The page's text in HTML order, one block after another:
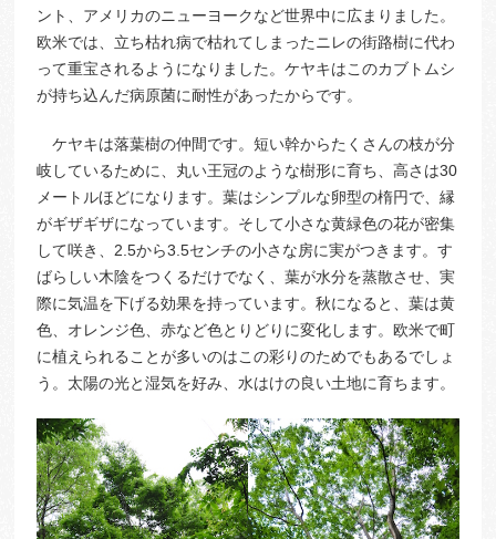
ント、アメリカのニューヨークなど世界中に広まりました。
欧米では、立ち枯れ病で枯れてしまったニレの街路樹に代わ
って重宝されるようになりました。ケヤキはこのカブトムシ
が持ち込んだ病原菌に耐性があったからです。
ケヤキは落葉樹の仲間です。短い幹からたくさんの枝が分
岐しているために、丸い王冠のような樹形に育ち、高さは30
メートルほどになります。葉はシンプルな卵型の楕円で、縁
がギザギザになっています。そして小さな黄緑色の花が密集
して咲き、2.5から3.5センチの小さな房に実がつきます。す
ばらしい木陰をつくるだけでなく、葉が水分を蒸散させ、実
際に気温を下げる効果を持っています。秋になると、葉は黄
色、オレンジ色、赤など色とりどりに変化します。欧米で町
に植えられることが多いのはこの彩りのためでもあるでしょ
う。太陽の光と湿気を好み、水はけの良い土地に育ちます。